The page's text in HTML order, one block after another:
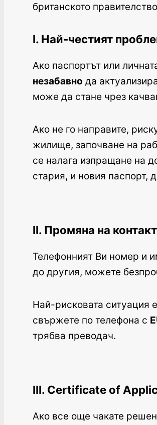
британското
I. Най-честият
Ако паспортът или
незабавно да
може да стане чрез
Ако не го направите,
жилище, започване на
се налага изпращане на
стария, и новия паспорт,
II. Промяна на
Телефонният Ви номер и
до другия, можете
Най-рисковата ситуация
свържете по телефона с
трябва преводач.
III. Certificate of
Ако все още чакате